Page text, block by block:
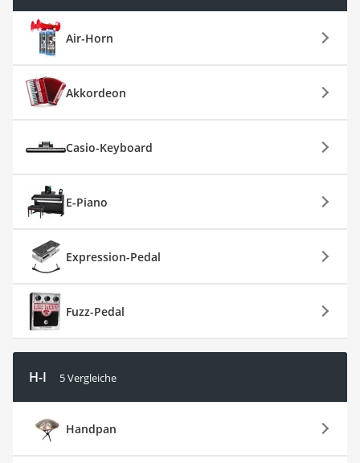
Air-Horn
Akkordeon
Casio-Keyboard
E-Piano
Expression-Pedal
Fuzz-Pedal
H-I 5 Vergleiche
Handpan